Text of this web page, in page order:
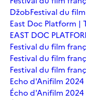
DžobFestival du
East Doc Platform |
EAST DOC
Festival du film
Festival du film
Festival du film
Echo d'Anifilm 2024
Écho d'Anifilm 2024